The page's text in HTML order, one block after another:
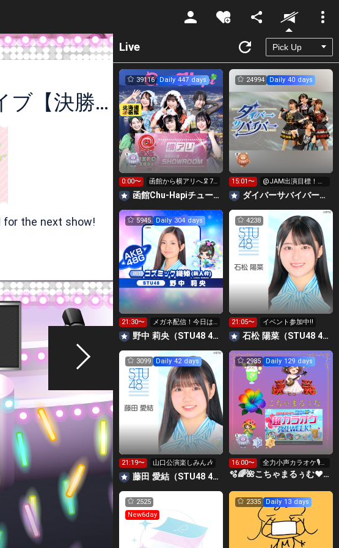
Unmute
【雀魂❤️‍🔥】ねこねこオンライブ【決勝初日】
for the next show!
Live
39116 Daily 447 days
0:00〜
函館から横アリへ🦑7
時までに330万pt目標 函館Chu-Hapiチューハピ🌈
24994 Daily 40 days
15:01〜
@JAM出演目標！イ
ベ挑戦中元気になり
たい人集合
‪ダイバーサバイバー【公式】
5945 Daily 304 days
21:30〜
メガネ配信！今日は
山口！！‎🤍➞🩷
野中 莉央（STU48 4期研究生）
4238
21:05〜 イベント参加中‼️
石松 陽菜（STU48 4期研究生）
3099 Daily 42 days
21:19〜 山口公演楽しみん🎶
藤田 愛結（STU48 4期研究生）
2985 Daily 129 days
16:00〜
全力小声カラオケ🎙️1
wで333曲目標🎶✨️
🫧🌈🌺こちゃまるぅむ❤☀️🪕育児中️🪄7周年🫧
2525
New6day
2335 Daily 13 days